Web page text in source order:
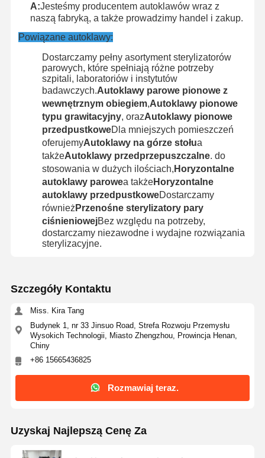
A:Jesteśmy producentem autoklawów wraz z
naszą fabryką, a także prowadzimy handel i zakup.
Powiązane autoklawy:
Dostarczamy pełny asortyment sterylizatorów
parowych, które spełniają różne potrzeby
szpitali, laboratoriów i instytutów
badawczych.Autoklawy parowe pionowe z
wewnętrznym obiegiem,Autoklawy pionowe
typu grawitacyjny, orazAutoklawy pionowe
przedpustkoweDla mniejszych pomieszczeń
oferujemyAutoklawy na górze stołua
takżeAutoklawy przedprzepuszczalne. do
stosowania w dużych ilościach, Horyzontalne
autoklawy parowea takżeHoryzontalne
autoklawy przedpustkoweDostarczamy
również Przenośne sterylizatory pary
ciśnieniowejBez względu na potrzeby,
dostarczamy niezawodne i wydajne rozwiązania
sterylizacyjne.
Szczegóły Kontaktu
Miss. Kira Tang
Budynek 1, nr 33 Jinsuo Road, Strefa Rozwoju Przemysłu
Wysokich Technologii, Miasto Zhengzhou, Prowincja Henan,
Chiny
+86 15665436825
Rozmawiaj teraz.
Uzyskaj Najlepszą Cenę Za